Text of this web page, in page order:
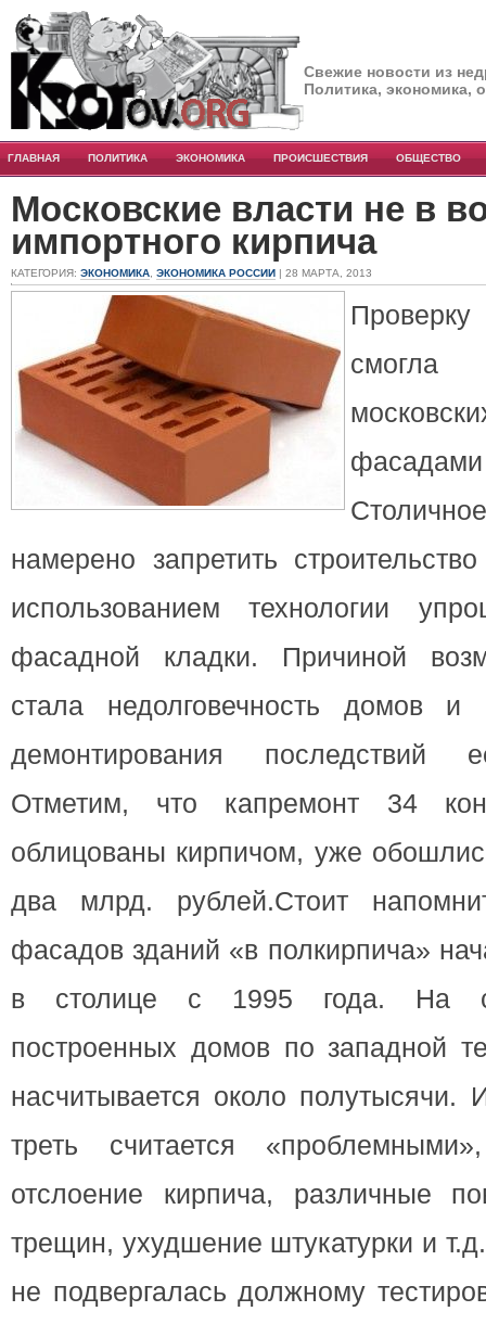
Свежие новости из
Политика, экономика,
ГЛАВНАЯ ПОЛИТИКА ЭКОНОМИКА ПРОИСШЕСТВИЯ ОБЩЕСТВО
Московские власти не в
импортного кирпича
КАТЕГОРИЯ: ЭКОНОМИКА ЭКОНОМИКА РОССИИ | 28 МАРТА, 2013
смогла
намерено запретить
использованием технологии
фасадной кладки. Причиной
стала недолговечность домов и
демонтирования последствий
Отметим, что капремонт 34
облицованы кирпичом, уже
два млрд. рублей.Стоит
фасадов зданий «в полкирпича»
в столице с 1995 года. На
построенных домов по западной
насчитывается около полутысячи.
треть считается
отслоение кирпича, различные
трещин, ухудшение штукатурки и
не подвергалась должному